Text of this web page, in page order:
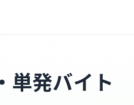
単発バイト